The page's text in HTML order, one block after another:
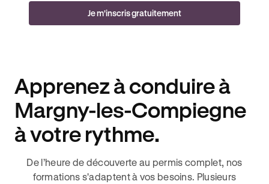
Je m'inscris gratuitement
Apprenez à conduire à
Margny-les-Compiegne
à votre rythme.
De l’heure de découverte au permis complet, nos
formations s'adaptent à vos besoins. Plusieurs